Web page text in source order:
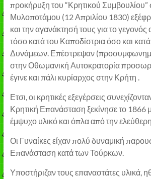
προκήρυξη του “Κρητικού Συμβουλίου”
Μυλοποτάμου (12 Απριλίου 1830)
και την αγανάκτησή τους για το γεγονός
τόσο κατά του Καποδίστρια όσο και
Δυνάμεων. Επέστρεψαν
στην Οθωμανική Αυτοκρατορία
έγινε και πάλι κυρίαρχος στην Κρήτη .
Ετσι, οι κρητικές εξεγέρσεις
Κρητική Επανάσταση ξεκίνησε το 1866
έμψυχο υλικό και όπλα από την
Οι Γυναίκες είχαν πολύ δυναμική
Επανάσταση κατά των Τούρκων.
Υποστήριζαν τους επαναστάτες υλικά,